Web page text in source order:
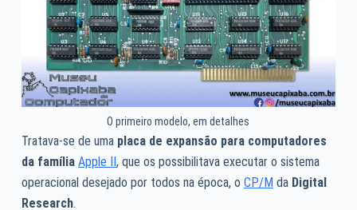
O primeiro modelo, em detalhes
Tratava-se de uma placa de expansão para computadores
da família Apple II, que os possibilitava executar o sistema
operacional desejado por todos na época, o CP/Mda Digital
Research.